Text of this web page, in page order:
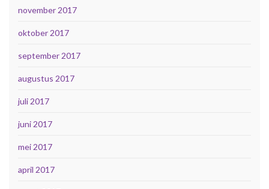
november 2017
oktober 2017
september 2017
augustus 2017
juli 2017
juni 2017
mei 2017
april 2017